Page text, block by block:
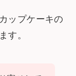
ップケーキの
す。